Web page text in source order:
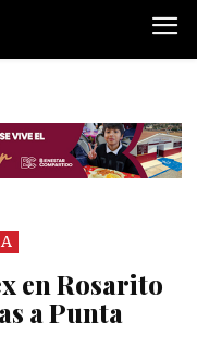
en Rosarito
a Punta